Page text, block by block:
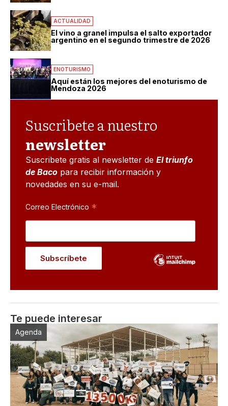
ACTUALIDAD
El vino a granel impulsa el salto exportador
argentino en el segundo trimestre de 2026
ENOTURISMO
Aquí están los mejores del enoturismo de
Mendoza 2026
Suscribete a nuestro
newsletter
Suscribete gratis al newsletter de El triunfo
de Baco para recibir información y
novedades en su e-mail.
Correo Electrónico *
Te puede interesar
Agenda